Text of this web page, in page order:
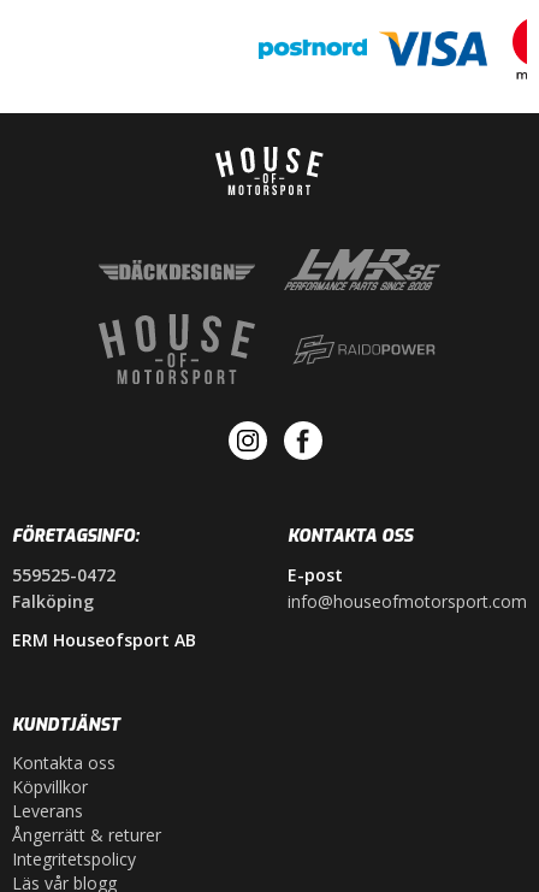
FÖRETAGSINFO:
559525-0472
Falköping
ERM Houseofsport AB
KONTAKTA OSS
E-post
info@houseofmotorsport.com
KUNDTJÄNST
Kontakta oss
Köpvillkor
Leverans
Ångerrätt & returer
Integritetspolicy
Läs vår blogg